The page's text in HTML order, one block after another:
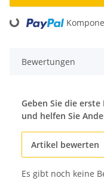
Loading...
Bewertungen
Geben Sie die
und helfen Sie
Artikel bewerten
Es gibt noch keine